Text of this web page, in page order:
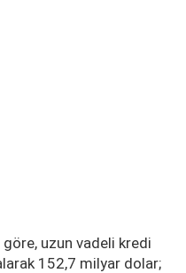
uzun vadeli kredi
152,7 milyar dolar;